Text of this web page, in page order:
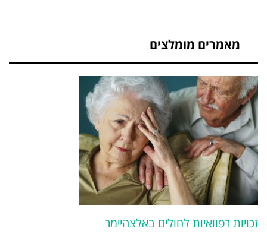
מאמרים מומלצים
זכויות רפוואיות לחולים באלצהיימר